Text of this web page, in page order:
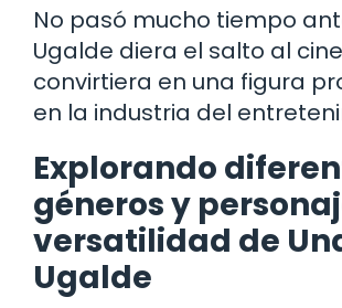
No pasó mucho tiempo
Ugalde diera el salto al
convirtiera en una figura
en la industria del
Explorando
géneros y
versatilidad de
Ugalde